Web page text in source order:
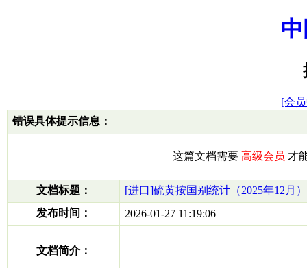
[会
错误具体提示信息：
这篇文档需要 高级会员 才
文档标题：
[进口]硫黄按国别统计（2025年12月）
发布时间：
2026-01-27 11:19:06
文档简介：